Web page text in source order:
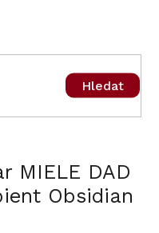
Hledat
MIELE DAD
Obsidian